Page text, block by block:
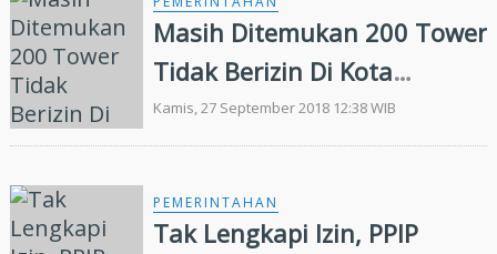
Masih Ditemukan 200 Tower
Tidak Berizin Di Kota
Pekanbaru
Kamis, 27 September 2018 12:38 WIB
PEMERINTAHAN
Tak Lengkapi Izin, PPIP